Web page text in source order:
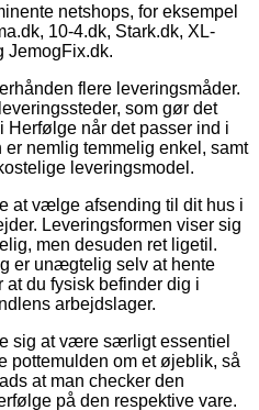
netshops, for eksempel
10-4.dk, Stark.dk, XL-
JemogFix.dk.
flere leveringsmåder.
som gør det
Herfølge når det passer ind i
nemlig temmelig enkel, samt
leveringsmodel.
at vælge afsending til dit hus i
Leveringsformen viser sig
men desuden ret ligetil.
er unægtelig selv at hente
du fysisk befinder dig i
arbejdslager.
sig at være særligt essentiel
pottemulden om et øjeblik, så
at man checker den
på den respektive vare.